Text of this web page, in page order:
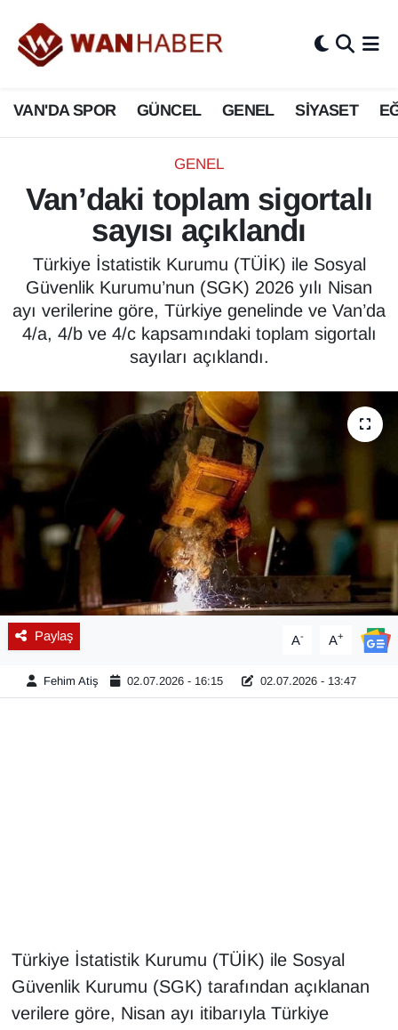
VAN'DA SPOR GÜNCEL GENEL SİYASET
GENEL
Van’daki toplam sigortalı
sayısı açıklandı
Türkiye İstatistik Kurumu (TÜİK) ile Sosyal
Güvenlik Kurumu’nun (SGK) 2026 yılı Nisan
ayı verilerine göre, Türkiye genelinde ve Van’da
4/a, 4/b ve 4/c kapsamındaki toplam sigortalı
sayıları açıklandı.
Paylaş A- A+
Fehim Atiş 02.07.2026 - 16:15 02.07.2026 - 13:47
Türkiye İstatistik Kurumu (TÜİK) ile Sosyal
Güvenlik Kurumu (SGK) tarafından açıklanan
verilere göre, Nisan ayı itibarıyla Türkiye
3.SAYFA
ASAYİŞ
BİLİM VE TEKNOLOJİ
Biyografi
Bölge Haberleri
ÇEVRE
Deprem
DÜNYA
EĞİTİM
EKONOMİ
Eleman
En çok konuşulanlar
İngilizce
Kadın
Van Nöbetçi Eczaneler
Van Hava Durumu
Van Namaz Vakitleri
Van Trafik Yoğunluk Haritası
Süper Lig Puan Durumu ve Fikstür
Tüm Manşetler
Son Dakika Haberleri